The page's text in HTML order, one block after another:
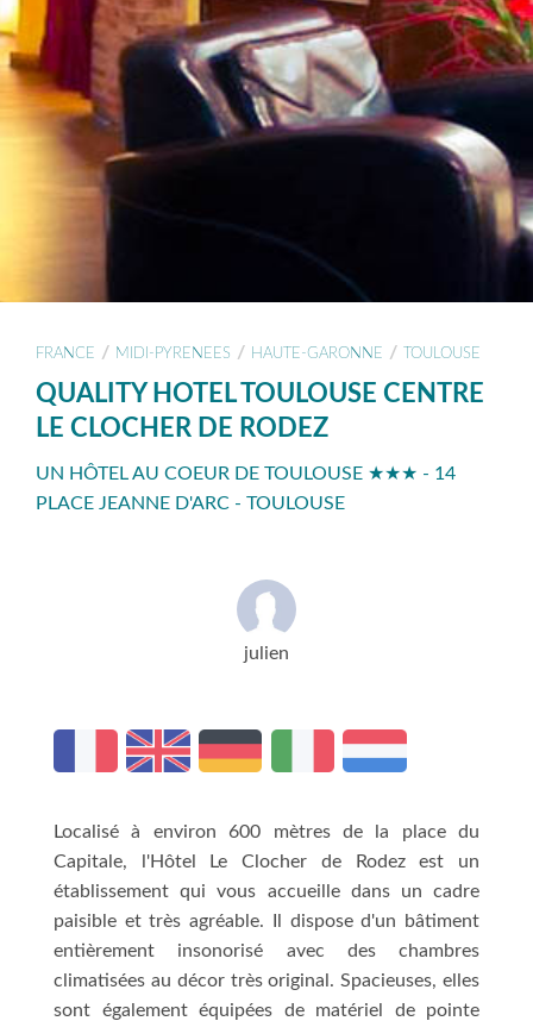
FRANCE / MIDI-PYRENEES / HAUTE-GARONNE / TOULOUSE
QUALITY HOTEL TOULOUSE CENTRE
LE CLOCHER DE RODEZ
UN HÔTEL AU COEUR DE TOULOUSE ★★★ - 14
PLACE JEANNE D'ARC - TOULOUSE
julien
Localisé à environ 600 mètres de la place du
Capitale, l'Hôtel Le Clocher de Rodez est un
établissement qui vous accueille dans un cadre
paisible et très agréable. Il dispose d'un bâtiment
entièrement insonorisé avec des chambres
climatisées au décor très original. Spacieuses, elles
sont également équipées de matériel de pointe